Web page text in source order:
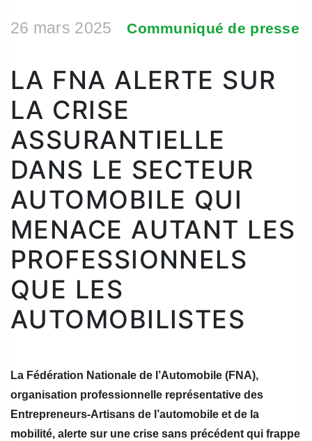
26 mars 2025 Communiqué de presse
LA FNA ALERTE SUR
LA CRISE
ASSURANTIELLE
DANS LE SECTEUR
AUTOMOBILE QUI
MENACE AUTANT LES
PROFESSIONNELS
QUE LES
AUTOMOBILISTES
La Fédération Nationale de l’Automobile (FNA),
organisation professionnelle représentative des
Entrepreneurs-Artisans de l’automobile et de la
mobilité, alerte sur une crise sans précédent qui frappe